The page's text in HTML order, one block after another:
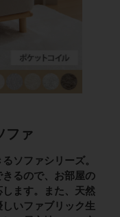
ファ
ソファシリーズ。
るので、お部屋の
ます。また、天然
いファブリック生